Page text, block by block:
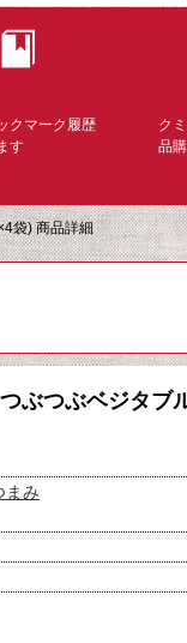
クマーク履歴
す
ク
品
袋) 商品詳細
ぶつぶベジタブ
まみ